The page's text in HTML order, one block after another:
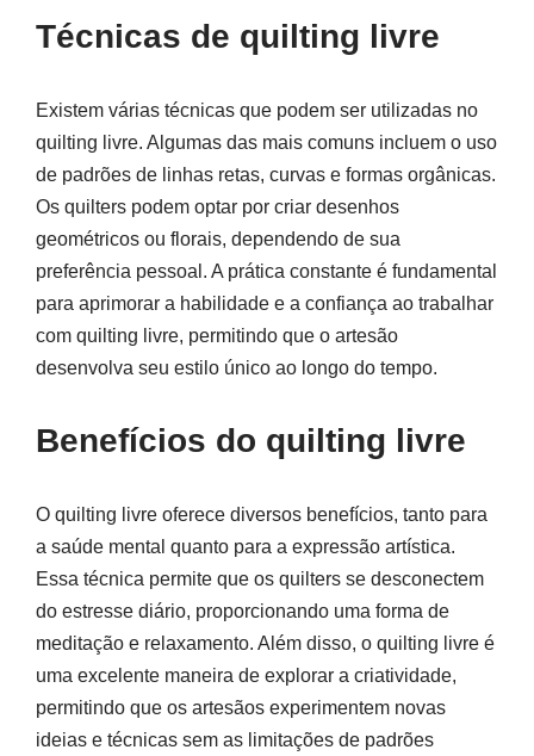
Técnicas de quilting livre
Existem várias técnicas que podem ser utilizadas no
quilting livre. Algumas das mais comuns incluem o uso
de padrões de linhas retas, curvas e formas orgânicas.
Os quilters podem optar por criar desenhos
geométricos ou florais, dependendo de sua
preferência pessoal. A prática constante é fundamental
para aprimorar a habilidade e a confiança ao trabalhar
com quilting livre, permitindo que o artesão
desenvolva seu estilo único ao longo do tempo.
Benefícios do quilting livre
O quilting livre oferece diversos benefícios, tanto para
a saúde mental quanto para a expressão artística.
Essa técnica permite que os quilters se desconectem
do estresse diário, proporcionando uma forma de
meditação e relaxamento. Além disso, o quilting livre é
uma excelente maneira de explorar a criatividade,
permitindo que os artesãos experimentem novas
ideias e técnicas sem as limitações de padrões